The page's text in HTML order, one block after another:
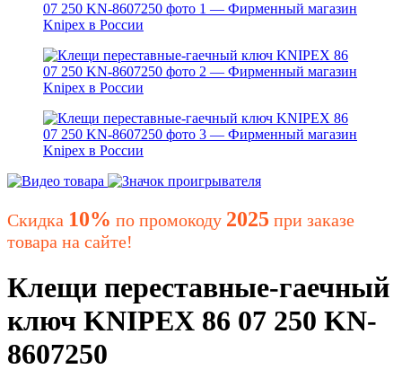
Скидка 10% по промокоду 2025 при заказе
товара на сайте!
Клещи переставные-гаечный
ключ KNIPEX 86 07 250 KN-
8607250